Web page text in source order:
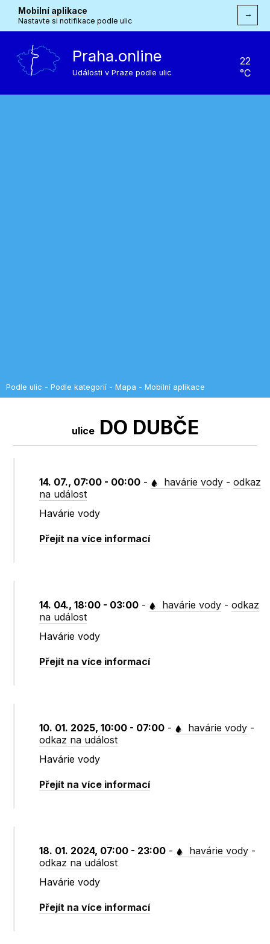
Mobilní aplikace
Nastavte si notifikace podle ulic
→
Praha.online
Události v Praze podle ulic
22
°C
Podle ulic - Podle kategorií - Mapa - Mobilní aplikace
uliceDO DUBČE
14. 07., 07:00 - 00:00 - havárie vody -odkaz
na událost
Havárie vody
Přejít na více informací
14. 04., 18:00 - 03:00 - havárie vody -odkaz
na událost
Havárie vody
Přejít na více informací
10. 01. 2025, 10:00 - 07:00 - havárie vody -
odkaz na událost
Havárie vody
Přejít na více informací
18. 01. 2024, 07:00 - 23:00 - havárie vody -
odkaz na událost
Havárie vody
Přejít na více informací